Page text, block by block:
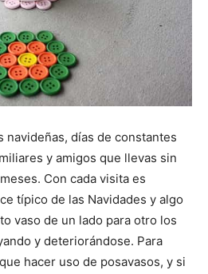
navideñas, días de constantes
y amigos que llevas sin
Con cada visita es
típico de las Navidades y algo
vaso de un lado para otro los
y deteriorándose. Para
hacer uso de posavasos, y si